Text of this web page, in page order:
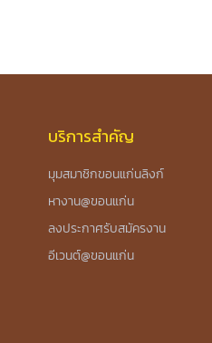
บริการสำคัญ
มุมสมาชิกขอนแก่นลิงก์
หางาน@ขอนแก่น
ลงประกาศรับสมัครงาน
อีเวนต์@ขอนแก่น